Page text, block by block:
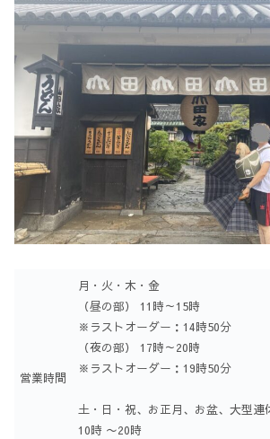
営業時間
月・火・木・金
（昼の部） 11時～15時
※ラストオーダー：14時50分
（夜の部） 17時～20時
※ラストオーダー：19時50分
土・日・祝、お正月、お盆、大型連
10時 〜20時